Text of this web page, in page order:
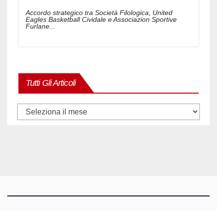
Accordo strategico tra Società Filologica, United
Eagles Basketball Cividale e Associazion Sportive
Furlane...
Tutti Gli Articoli
Tutti